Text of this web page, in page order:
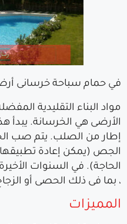
في حمام سباحة خرسانى
مواد البناء التقليدية
الأرضى هي الخرسانة. يبدأ
إطار من الصلب. يتم صب
الجص (يمكن إعادة
الحاجة). في السنوات
، بما فى ذلك الحصى أو
المميزات